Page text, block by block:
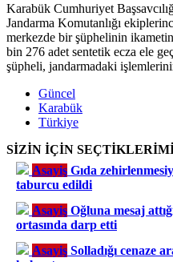
Karabük Cumhuriyet
Jandarma Komutanlığı
merkezde bir şüphelinin
bin 276 adet sentetik ecza ele
şüpheli, jandarmadaki
Güncel
Karabük
Türkiye
SİZİN İÇİN
Asayiş Gıda
taburcu edildi
Asayiş Oğluna mesaj
ortasında darp etti
Asayiş Solladığı cenaze